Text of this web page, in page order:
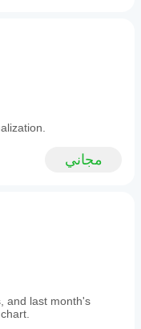
مجاني
and last month's